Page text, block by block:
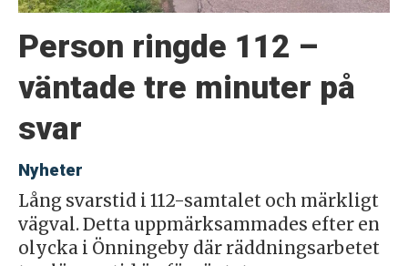
Person ringde 112 –
väntade tre minuter på
svar
Nyheter
Lång svarstid i 112-samtalet och märkligt
vägval. Detta uppmärksammades efter en
olycka i Önningeby där räddningsarbetet